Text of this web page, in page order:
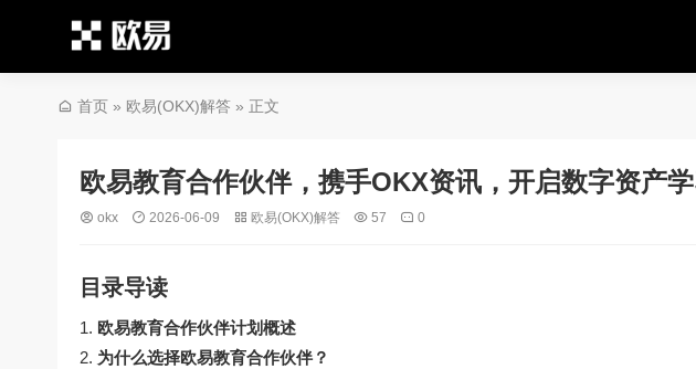
首页 » 欧易(OKX)解答 » 正文
欧易教育合作伙伴，携手OKX资讯，开启数字资产
okx 2026-06-09 欧易(OKX)解答 57 0
目录导读
欧易教育合作伙伴计划概述
为什么选择欧易教育合作伙伴？